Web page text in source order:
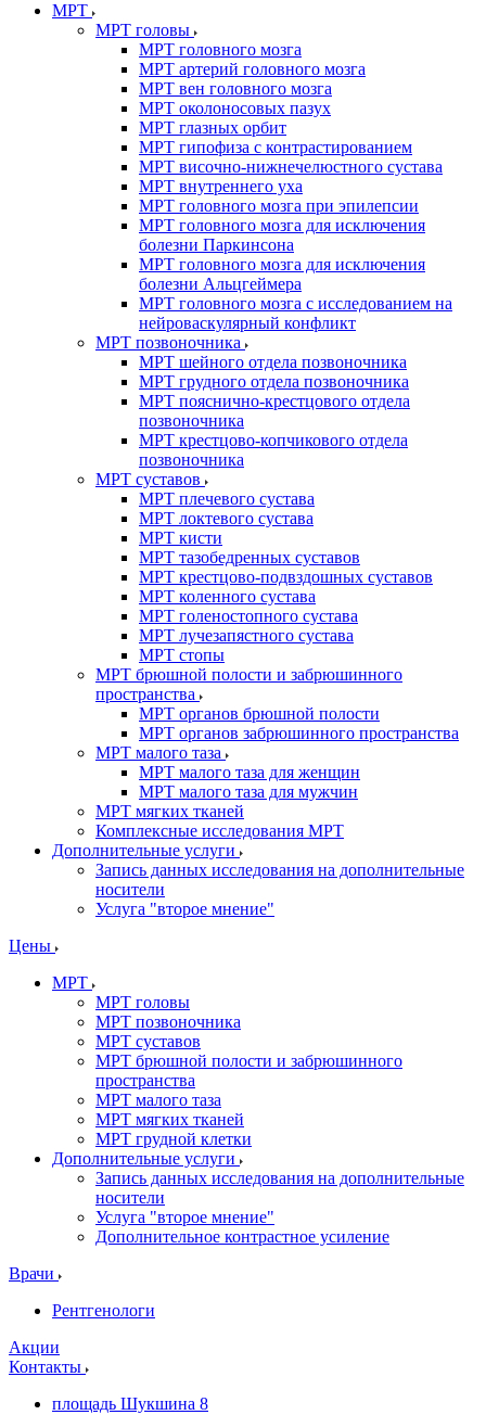
МРТ
МРТ головы
МРТ головного мозга
МРТ артерий головного мозга
МРТ вен головного мозга
МРТ околоносовых пазух
МРТ глазных орбит
МРТ гипофиза с контрастированием
МРТ височно-нижнечелюстного сустава
МРТ внутреннего уха
МРТ головного мозга при эпилепсии
МРТ головного мозга для исключения
болезни Паркинсона
МРТ головного мозга для исключения
болезни Альцгеймера
МРТ головного мозга с исследованием на
нейроваскулярный конфликт
МРТ позвоночника
МРТ шейного отдела позвоночника
МРТ грудного отдела позвоночника
МРТ пояснично-крестцового отдела
позвоночника
МРТ крестцово-копчикового отдела
позвоночника
МРТ суставов
МРТ плечевого сустава
МРТ локтевого сустава
МРТ кисти
МРТ тазобедренных суставов
МРТ крестцово-подвздошных суставов
МРТ коленного сустава
МРТ голеностопного сустава
МРТ лучезапястного сустава
МРТ стопы
МРТ брюшной полости и забрюшинного
пространства
МРТ органов брюшной полости
МРТ органов забрюшинного пространства
МРТ малого таза
МРТ малого таза для женщин
МРТ малого таза для мужчин
МРТ мягких тканей
Комплексные исследования МРТ
Дополнительные услуги
Запись данных исследования на дополнительные
носители
Услуга "второе мнение"
Цены
МРТ
МРТ головы
МРТ позвоночника
МРТ суставов
МРТ брюшной полости и забрюшинного
пространства
МРТ малого таза
МРТ мягких тканей
МРТ грудной клетки
Дополнительные услуги
Запись данных исследования на дополнительные
носители
Услуга "второе мнение"
Дополнительное контрастное усиление
Врачи
Рентгенологи
Акции
Контакты
площадь Шукшина 8